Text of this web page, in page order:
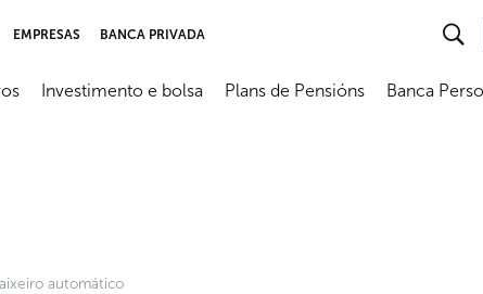
EMPRESAS BANCA PRIVADA
Abrir submenú
Investimento e bolsa
Abrir submenú
Plans de Pensións
Abrir
Banca
automático